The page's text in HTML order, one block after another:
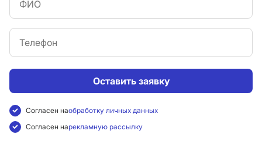
Оставить заявку
Согласен наобработку личных данных
Согласен нарекламную рассылку